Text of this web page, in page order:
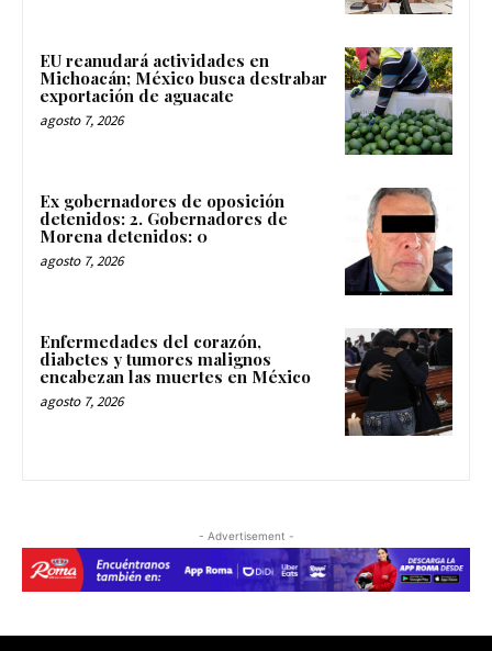
EU reanudará actividades en
Michoacán; México busca destrabar
exportación de aguacate
agosto 7, 2026
Ex gobernadores de oposición
detenidos: 2. Gobernadores de
Morena detenidos: 0
agosto 7, 2026
Enfermedades del corazón,
diabetes y tumores malignos
encabezan las muertes en México
agosto 7, 2026
- Advertisement -